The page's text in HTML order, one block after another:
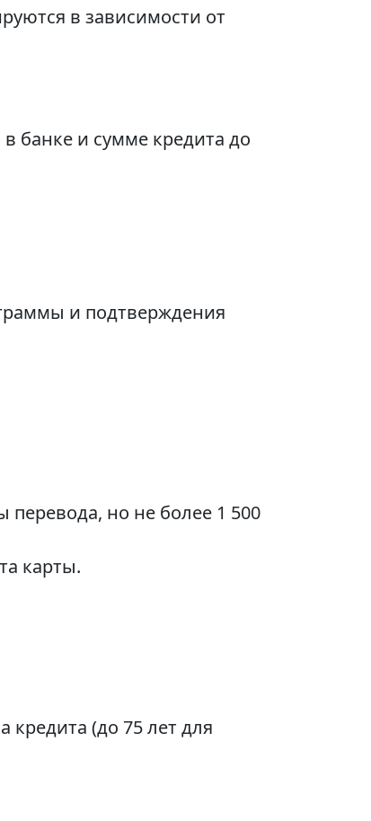
в зависимости от
банке и сумме кредита до
и подтверждения
но не более 1 500
карты.
кредита (до 75 лет для